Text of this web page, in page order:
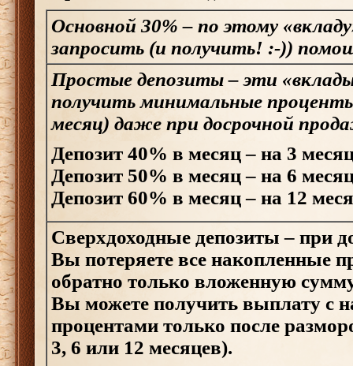
Основной 30% – по этому
запросить (и получить! :-))
Простые депозиты– эти
получить минимальные
месяц) даже при досрочной
Депозит 40% в месяц – на 3
Депозит 50% в месяц – на 6
Депозит 60% в месяц – на 12
Сверхдоходные депозиты – при
Вы потеряете все накопленные
обратно только вложенную
Вы можете получить выплату с
процентами только после
3, 6 или 12 месяцев).